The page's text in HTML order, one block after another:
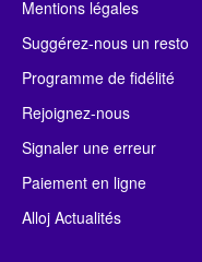
Mentions légales
Suggérez-nous un resto
Programme de fidélité
Rejoignez-nous
Signaler une erreur
Paiement en ligne
Alloj Actualités